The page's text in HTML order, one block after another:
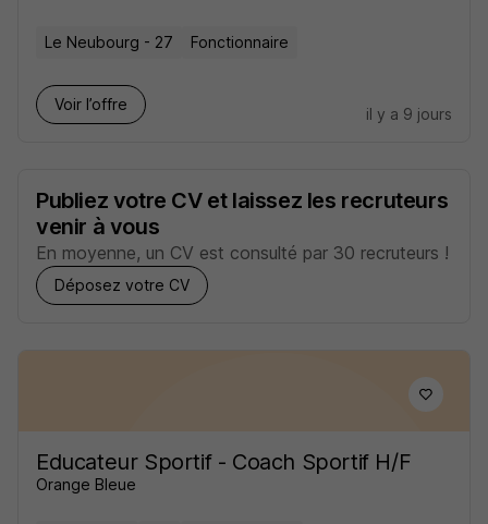
Le Neubourg - 27 Fonctionnaire
Voir l’offre
il y a 9 jours
Publiez votre CV et laissez les recruteurs
venir à vous
En moyenne, un CV est consulté par 30 recruteurs !
Déposez votre CV
Educateur Sportif - Coach Sportif H/F
Orange Bleue